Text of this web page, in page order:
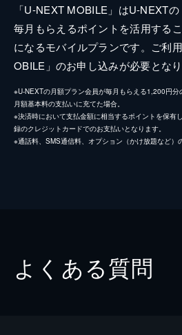
「U-NEXT MOBILE」はU-NEXT
毎月もらえるポイントを活用する
になるモバイルプランです。ご利
OBILE」のお申し込みが必要となり
※U-NEXTの月額プラン会員が毎月もらえる1,200円
月額基本料の支払いに充てた場合。
※決済時において支払金額に相当するポイントを保有
録のクレジットカードでのお支払いとなります。
※通話料、SMS通信料、オプション（かけ放題など）
よくある質問